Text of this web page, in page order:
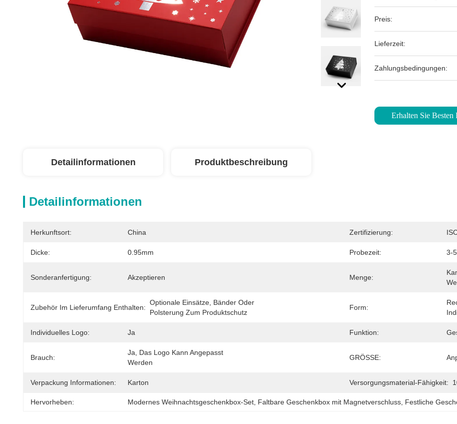
Preis:
Lieferzeit:
Zahlungsbedingungen:
Erhalten Sie Besten
Detailinformationen Produktbeschreibung
Detailinformationen
Herkunftsort: China Zertifizierung:
Dicke: 0.95mm Probezeit: 3-
Sonderanfertigung: Akzeptieren Menge:
Zubehör Im Lieferumfang Enthalten:
Optionale Einsätze, Bänder Oder
Polsterung Zum Produktschutz
Form:
Individuelles Logo: Ja Funktion:
Brauch:
Ja, Das Logo Kann Angepasst
Werden
GRÖSSE:
Verpackung Informationen: Karton Versorgungsmaterial-Fähigkeit:
Hervorheben: Modernes Weihnachtsgeschenkbox-Set Faltbare Geschenkbox mit Magnetverschluss Festliche